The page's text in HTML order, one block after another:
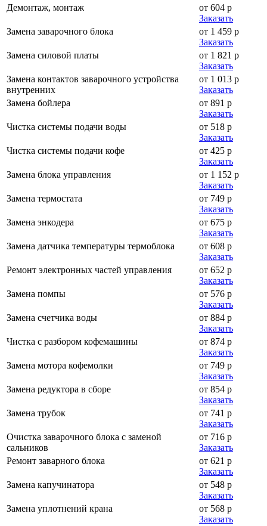
Демонтаж, монтаж
от 604 р
Заказать
Замена заварочного блока
от 1 459 р
Заказать
Замена силовой платы
от 1 821 р
Заказать
Замена контактов заварочного устройства
внутренних
от 1 013 р
Заказать
Замена бойлера
от 891 р
Заказать
Чистка системы подачи воды
от 518 р
Заказать
Чистка системы подачи кофе
от 425 р
Заказать
Замена блока управления
от 1 152 р
Заказать
Замена термостата
от 749 р
Заказать
Замена энкодера
от 675 р
Заказать
Замена датчика температуры термоблока
от 608 р
Заказать
Ремонт электронных частей управления
от 652 р
Заказать
Замена помпы
от 576 р
Заказать
Замена счетчика воды
от 884 р
Заказать
Чистка с разбором кофемашины
от 874 р
Заказать
Замена мотора кофемолки
от 749 р
Заказать
Замена редуктора в сборе
от 854 р
Заказать
Замена трубок
от 741 р
Заказать
Очистка заварочного блока с заменой
сальников
от 716 р
Заказать
Ремонт заварного блока
от 621 р
Заказать
Замена капучинатора
от 548 р
Заказать
Замена уплотнений крана
от 568 р
Заказать